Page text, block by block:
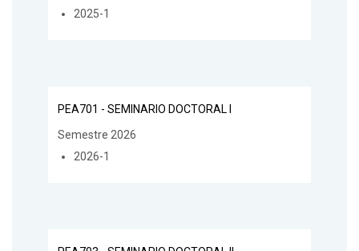
2025-1
PEA701 - SEMINARIO DOCTORAL I
Semestre 2026
2026-1